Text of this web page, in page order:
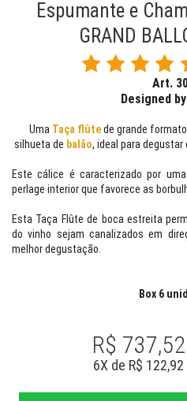
Espumante e
GRAND
Art.
Designed
Uma Taça flûtede grande
silhueta de balão, ideal para degustar
Este cálice é caracterizado por
perlage interior que favorece as
Esta Taça Flûte de boca estreita
do vinho sejam canalizados em
melhor degustação.
Box 6
R$ 737,52
6X de R$ 122,92